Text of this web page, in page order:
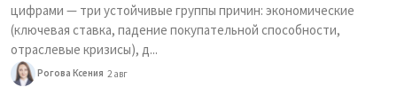
цифрами — три устойчивые группы причин: экономические
(ключевая ставка, падение покупательной способности,
отраслевые кризисы), д...
Рогова Ксения 2 авг